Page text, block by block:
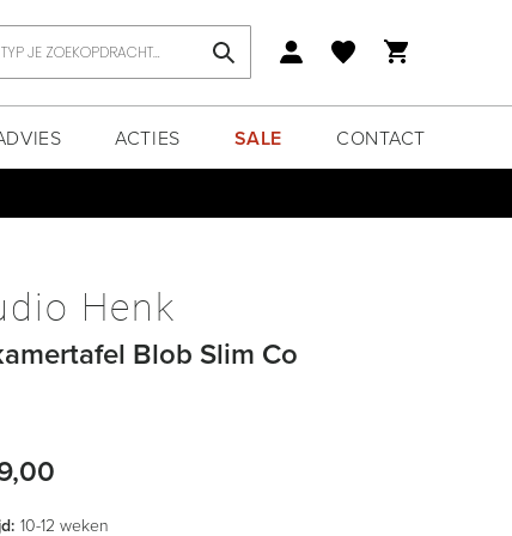
ACTIES SALE CONTACT
Henk
Blob Slim Co
10-12 weken